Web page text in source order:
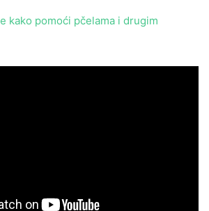
kako pomoći pčelama i drugim